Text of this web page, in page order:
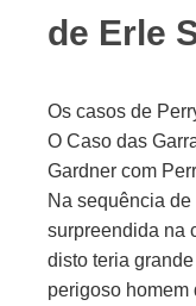
de Erle
Os casos de
O Caso das
Gardner com
Na sequência
surpreendida na
disto teria
perigoso homem